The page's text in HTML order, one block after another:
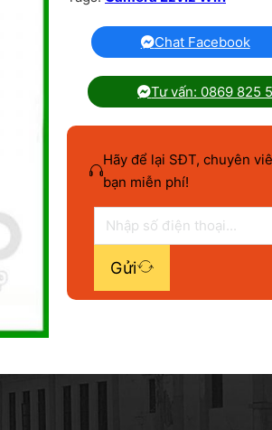
Chat Facebook
Tư vấn: 0869 825
Hãy để lại SĐT, chuyên
bạn miễn phí!
Gửi